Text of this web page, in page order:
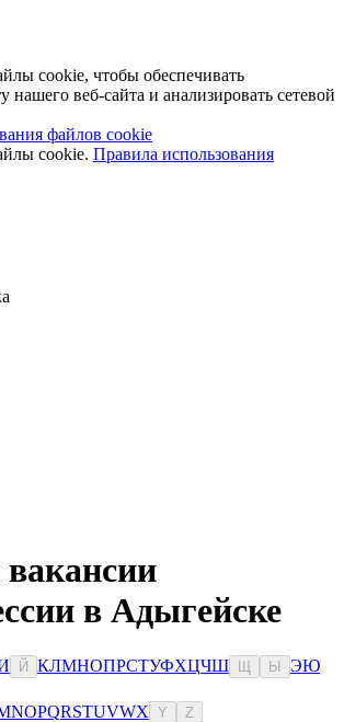
cookie, чтобы обеспечивать
нашего веб-сайта и анализировать сетевой
файлов cookie
cookie. Правила использования
в Адыгейске
Й КЛМНОПРСТУФХЦЧШ Ы ЭЮ
NOPQRSTUVWX Y Z